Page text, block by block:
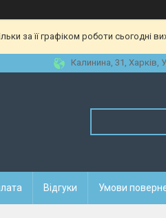
за її графіком роботи сьогодні
Калинина, 31, Харків,
Відгуки Умови